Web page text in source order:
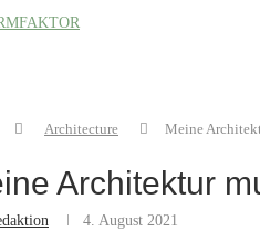
Architecture Meine
Architektur
4. August 2021